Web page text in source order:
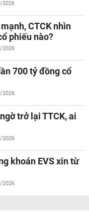
2026
CTCK nhìn
phiếu nào?
2026
700 tỷ đồng cổ
2026
trở lại TTCK, ai
2026
khoán EVS xin từ
2026